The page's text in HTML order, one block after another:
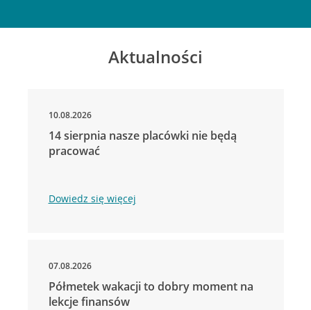
Aktualności
10.08.2026
14 sierpnia nasze placówki nie będą
pracować
Dowiedz się więcej
07.08.2026
Półmetek wakacji to dobry moment na
lekcje finansów